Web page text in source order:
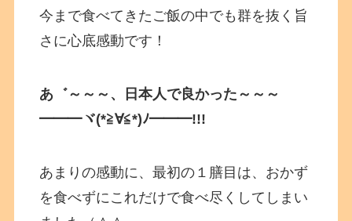
今まで食べてきたご飯の中でも群を抜く旨
さに心底感動です！
あ゛～～～、日本人で良かった～～～
━━━ヾ(*≧∀≦*)ﾉ━━━!!!
あまりの感動に、最初の１膳目は、おかず
を食べずにこれだけで食べ尽くしてしまい